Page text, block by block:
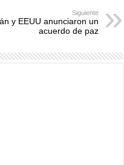
Siguiente
y EEUU anunciaron un
acuerdo de paz